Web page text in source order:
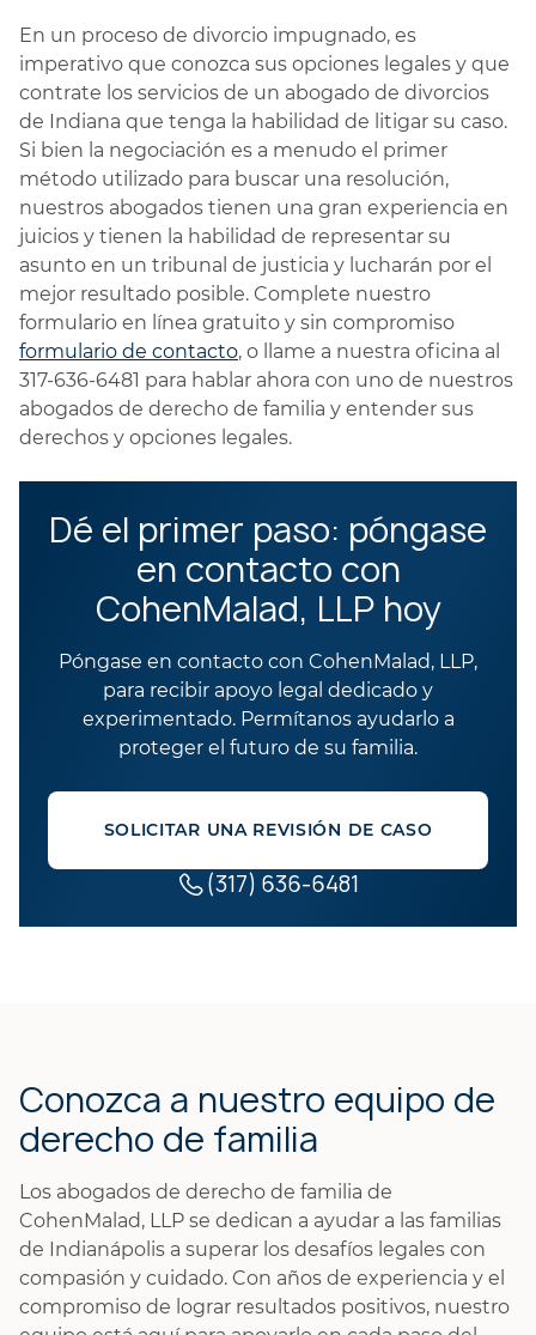
En un proceso de divorcio impugnado, es
imperativo que conozca sus opciones legales y que
contrate los servicios de un abogado de divorcios
de Indiana que tenga la habilidad de litigar su caso.
Si bien la negociación es a menudo el primer
método utilizado para buscar una resolución,
nuestros abogados tienen una gran experiencia en
juicios y tienen la habilidad de representar su
asunto en un tribunal de justicia y lucharán por el
mejor resultado posible. Complete nuestro
formulario en línea gratuito y sin compromiso
formulario de contacto, o llame a nuestra oficina al
317-636-6481 para hablar ahora con uno de nuestros
abogados de derecho de familia y entender sus
derechos y opciones legales.
Dé el primer paso: póngase
en contacto con
CohenMalad, LLP hoy
Póngase en contacto con CohenMalad, LLP,
para recibir apoyo legal dedicado y
experimentado. Permítanos ayudarlo a
proteger el futuro de su familia.
SOLICITAR UNA REVISIÓN DE CASO
(317) 636-6481
Conozca a nuestro equipo de
derecho de familia
Los abogados de derecho de familia de
CohenMalad, LLP se dedican a ayudar a las familias
de Indianápolis a superar los desafíos legales con
compasión y cuidado. Con años de experiencia y el
compromiso de lograr resultados positivos, nuestro